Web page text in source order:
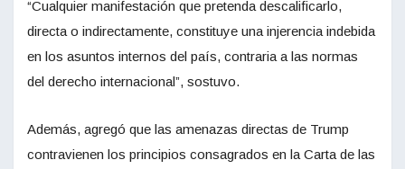
“Cualquier manifestación que pretenda descalificarlo,
directa o indirectamente, constituye una injerencia indebida
en los asuntos internos del país, contraria a las normas
del derecho internacional”, sostuvo.
Además, agregó que las amenazas directas de Trump
contravienen los principios consagrados en la Carta de las